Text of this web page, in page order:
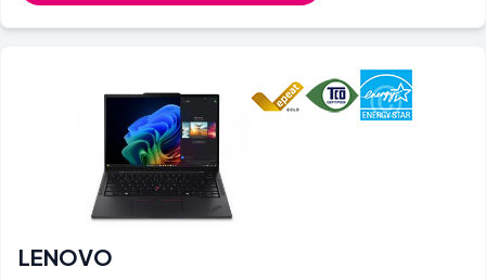
LENOVO